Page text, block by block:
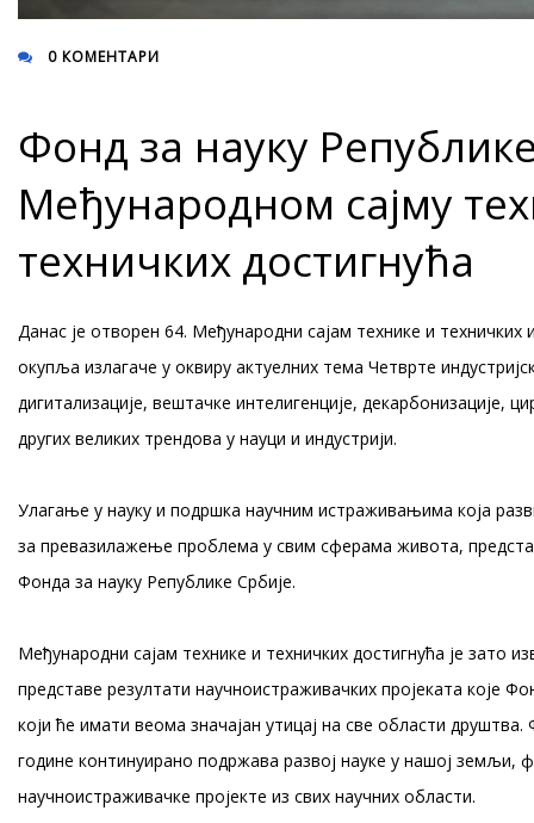
0 КОМЕНТАРИ
Фонд за науку
Међународном сајму
техничких достигнућа
Данас је отворен 64. Међународни сајам технике и техничких
окупља излагаче у оквиру актуелних тема Четврте
дигитализације, вештачке интелигенције, декарбонизације,
других великих трендова у науци и индустрији.
Улагање у науку и подршка научним истраживањима која
за превазилажење проблема у свим сферама живота,
Фонда за науку Републике Србије.
Међународни сајам технике и техничких достигнућа је зато
представе резултати научноистраживачких пројеката које
који ће имати веома значајан утицај на све области друштва.
године континуирано подржава развој науке у нашој земљи,
научноистраживачке пројекте из свих научних области.